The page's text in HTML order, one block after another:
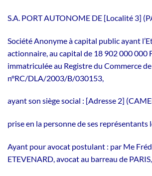
S.A. PORT AUTONOME DE [Localité 3]
Société Anonyme à capital public ayant
actionnaire, au capital de 18 902 000 000
immatriculée au Registre du Commerce
n°RC/DLA/2003/B/030153,
ayant son siège social : [Adresse 2]
prise en la personne de ses représentants
Ayant pour avocat postulant : par Me
ETEVENARD, avocat au barreau de